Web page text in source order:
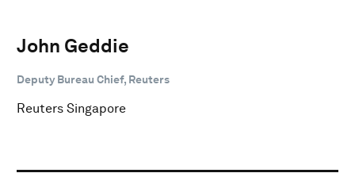
John Geddie
Deputy Bureau Chief, Reuters
Reuters Singapore